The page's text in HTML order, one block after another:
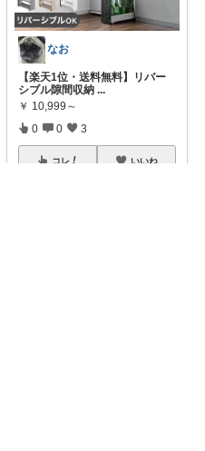
なお
【楽天1位・送料無料】リバー
シブル隙間収納 ...
￥ 10,999～
0 0 3
コレ いいね